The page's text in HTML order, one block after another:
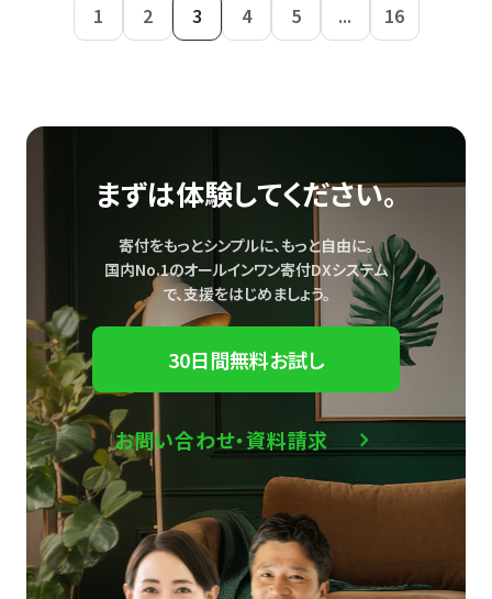
1 2 3 4 5 ... 16
まずは体験してください。
寄付をもっとシンプルに、もっと自由に。
国内No.1のオールインワン寄付DXシステム
で、支援をはじめましょう。
30日間無料お試し
お問い合わせ・資料請求